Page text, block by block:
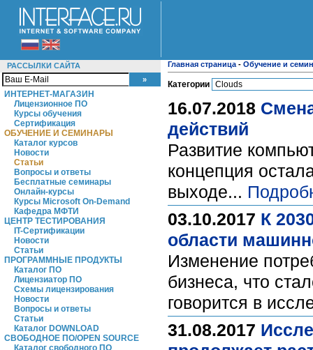
РАССЫЛКИ САЙТА
ИНТЕРНЕТ-МАГАЗИН
Лицензионное ПО
Курсы обучения
Сертификация
ОБУЧЕНИЕ И СЕМИНАРЫ
Каталог курсов
Новости
Статьи
Вопросы и ответы
Бесплатные семинары
Онлайн-курсы
Курсы Microsoft On-Demand
Кафедра МФТИ
ЦЕНТР ТЕСТИРОВАНИЯ
IT-Сертификации
Новости
Статьи
ПРОГРАММНЫЕ ПРОДУКТЫ
Каталог ПО
Лицензиатор ПО
Схемы лицензирования
Новости
Вопросы и ответы
Статьи
Каталог DOWNLOAD
СВОБОДНОЕ ПО/OPEN SOURCE
Каталог свободного ПО
Главная страница - Обучение и
Категории
16.07.2018
действий
Развитие
концепция
выходе...
03.10.2017 К
области
Изменение
бизнеса, что
говорится в
31.08.2017